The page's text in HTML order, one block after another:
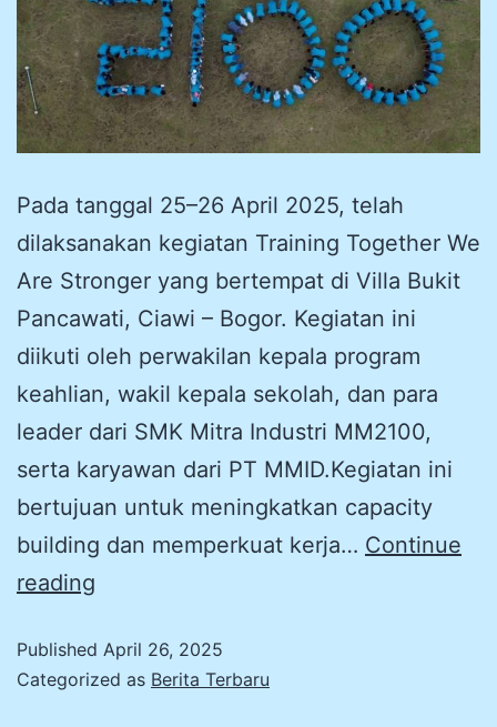
Pada tanggal 25–26 April 2025, telah
dilaksanakan kegiatan Training Together We
Are Stronger yang bertempat di Villa Bukit
Pancawati, Ciawi – Bogor. Kegiatan ini
diikuti oleh perwakilan kepala program
keahlian, wakil kepala sekolah, dan para
leader dari SMK Mitra Industri MM2100,
serta karyawan dari PT MMID.Kegiatan ini
bertujuan untuk meningkatkan capacity
building dan memperkuat kerja… Continue
reading
Published April 26, 2025
Categorized as Berita Terbaru